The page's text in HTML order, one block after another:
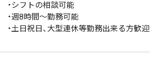
・シフトの相談可能
・週8時間～勤務可能
・土日祝日、大型連休等勤務出来る方歓迎